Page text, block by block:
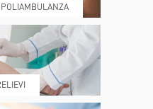
ESAMI E VISITE